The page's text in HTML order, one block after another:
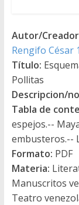
Autor/
Rengifo César
Título:
Pollitas
Descripcion/
Tabla de
espejos.--
embusteros.--
Formato: PDF
Materia:
Manuscritos
Teatro